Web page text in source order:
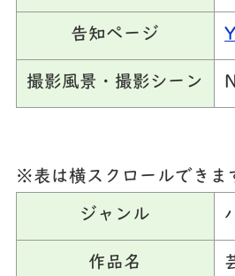
告知ページ
撮影風景・撮影シーン
※表は横スクロールできま
ジャンル
作品名